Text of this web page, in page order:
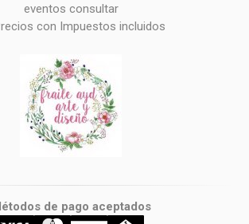
eventos consultar
con Impuestos incluidos
de pago aceptados